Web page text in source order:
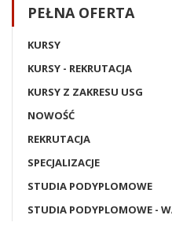
PEŁNA OFERTA
KURSY
KURSY - REKRUTACJA
KURSY Z ZAKRESU USG
NOWOŚĆ
REKRUTACJA
SPECJALIZACJE
STUDIA PODYPLOMOWE
STUDIA PODYPLOMOWE -